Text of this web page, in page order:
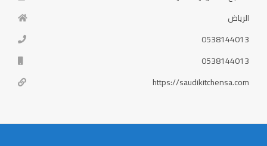
الرياض
0538144013
0538144013
https://saudikitchensa.com